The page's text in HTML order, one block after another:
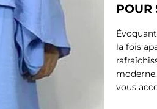
POUR
la fois
vous